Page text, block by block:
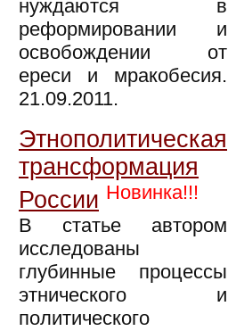
нуждаются в
реформировании и
освобождении от
ереси и мракобесия.
21.09.2011.
Этнополитическая
трансформация
России Новинка!!!
В статье автором
исследованы
глубинные процессы
этнического и
политического